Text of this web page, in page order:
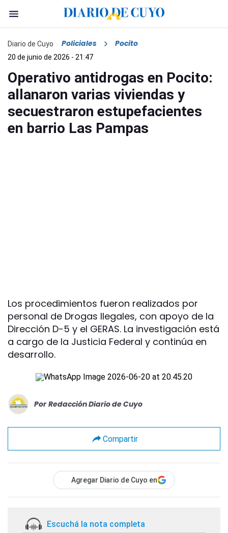
Diario de Cuyo Policiales Pocito
20 de junio de 2026 - 21:47
Operativo antidrogas en Pocito:
allanaron varias viviendas y
secuestraron estupefacientes
en barrio Las Pampas
Los procedimientos fueron realizados por
personal de Drogas Ilegales, con apoyo de la
Dirección D-5 y el GERAS. La investigación está
a cargo de la Justicia Federal y continúa en
desarrollo.
Por Redacción Diario de Cuyo
Compartir
Agregar Diario de Cuyo en
Escuchá la nota completa